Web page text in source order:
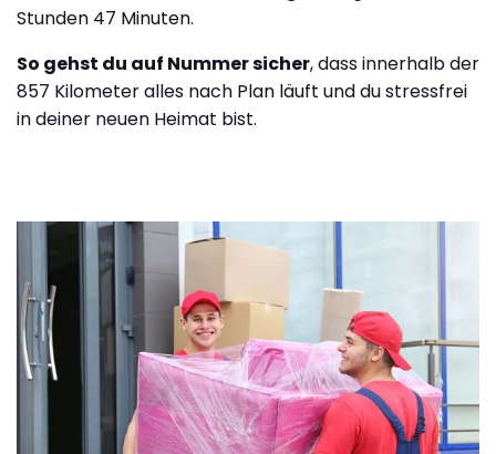
Stunden 47 Minuten.
So gehst du auf Nummer sicher, dass innerhalb der
857 Kilometer alles nach Plan läuft und du stressfrei
in deiner neuen Heimat bist.